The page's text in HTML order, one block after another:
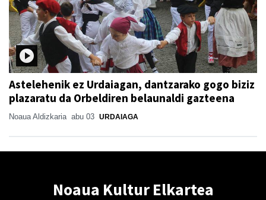
Astelehenik ez Urdaiagan, dantzarako gogo biziz
plazaratu da Orbeldiren belaunaldi gazteena
Noaua Aldizkaria abu 03 URDAIAGA
Noaua Kultur Elkartea